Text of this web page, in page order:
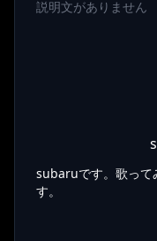
説明文がありません
subaruです。歌って
す。